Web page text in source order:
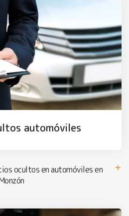
automóviles
ocultos en automóviles en